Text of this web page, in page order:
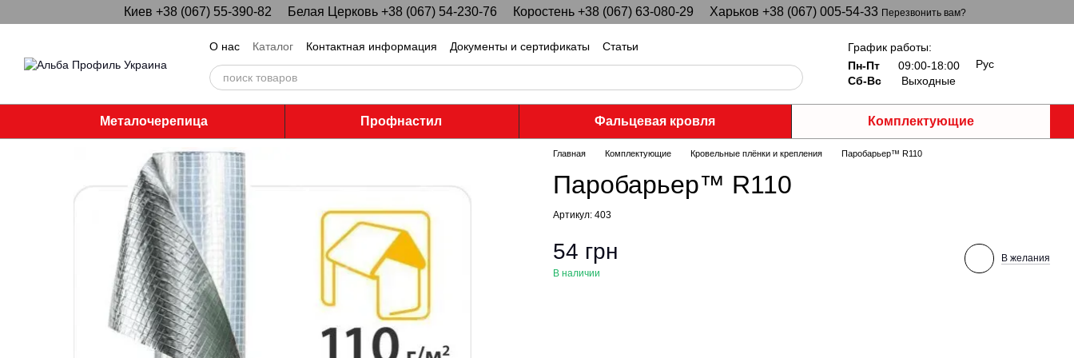
Перейти к основному контентуКиев +38 (067) 55-390-82 Белая Церковь +38 (067) 54-230-76 Коростень +38 (067) 63-080-29 Харьков +38 (067) 005-54-33 Перезвонить вам?
О нас Каталог Контактная информация Документы и сертификаты Статьи
График работы:
Пн-Пт
09:00-18:00
Сб-Вс
Выходные
Рус
Металочерепица Профнастил Фальцевая кровля Комплектующие
Главная Комплектующие Кровельные плёнки и крепления Паробарьер™ R110
Паробарьер™ R110
Артикул: 403
54 грн
В наличии
В желания